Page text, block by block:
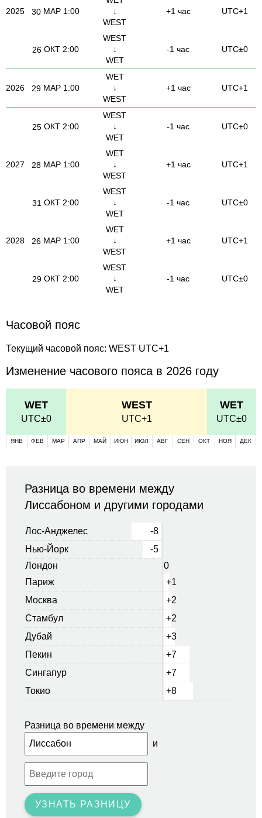
2025 30 МАР 1:00
↓
WEST
+1 час UTC+1
26 ОКТ 2:00
WEST
↓
WET
-1 час UTC±0
2026 29 МАР 1:00
WET
↓
WEST
+1 час UTC+1
25 ОКТ 2:00
WEST
↓
WET
-1 час UTC±0
2027 28 МАР 1:00
WET
↓
WEST
+1 час UTC+1
31 ОКТ 2:00
WEST
↓
WET
-1 час UTC±0
2028 26 МАР 1:00
WET
↓
WEST
+1 час UTC+1
29 ОКТ 2:00
WEST
↓
WET
-1 час UTC±0
Часовой пояс
Текущий часовой пояс: WEST UTC+1
Изменение часового пояса в 2026 году
WET
UTC±0
WEST
UTC+1
WET
UTC±0
ЯНВ ФЕВ МАР АПР МАЙ ИЮН ИЮЛ АВГ СЕН ОКТ НОЯ ДЕК
Разница во времени между
Лиссабоном и другими городами
Лос-Анджелес
-8
Нью-Йорк
-5
Лондон
0
Париж
+1
Москва
+2
Стамбул
+2
Дубай
+3
Пекин
+7
Сингапур
+7
Токио
+8
Разница во времени между
и
УЗНАТЬ РАЗНИЦУ